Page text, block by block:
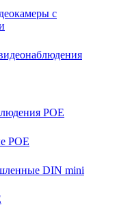
с
POE
POE
DIN mini